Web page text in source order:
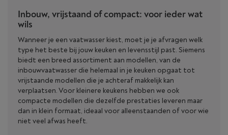
Inbouw, vrijstaand of compact: voor ieder wat
wils
Wanneer je een vaatwasser kiest, moet je je afvragen welk
type het beste bij jouw keuken en levensstijl past. Siemens
biedt een breed assortiment aan modellen, van de
inbouwvaatwasser die helemaal in je keuken opgaat tot
vrijstaande modellen die je achteraf makkelijk kan
verplaatsen. Voor kleinere keukens hebben we ook
compacte modellen die dezelfde prestaties leveren maar
dan in klein formaat, ideaal voor alleenstaanden of voor wie
niet veel afwas heeft.